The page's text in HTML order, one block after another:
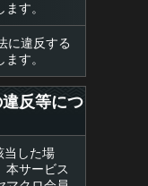
す。
に違反する
す。
反等につ
当した場
本サービス